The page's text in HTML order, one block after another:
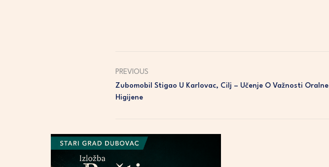
PREVIOUS
Zubomobil Stigao U Karlovac, Cilj – Učenje O Važnosti Oralne
Higijene